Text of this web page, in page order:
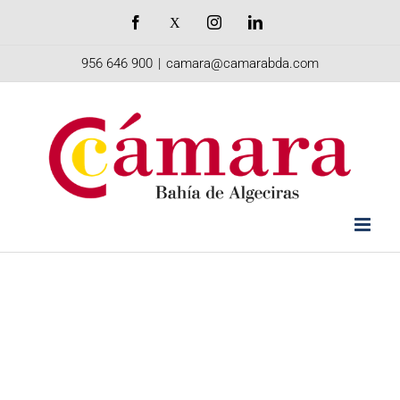
Facebook InstagramLinkedIn
956 646 900 | camara@camarabda.com